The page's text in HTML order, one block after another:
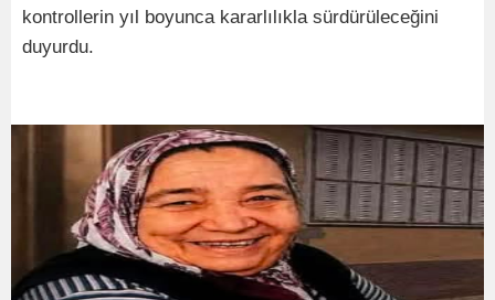
kontrollerin yıl boyunca kararlılıkla sürdürüleceğini
duyurdu.